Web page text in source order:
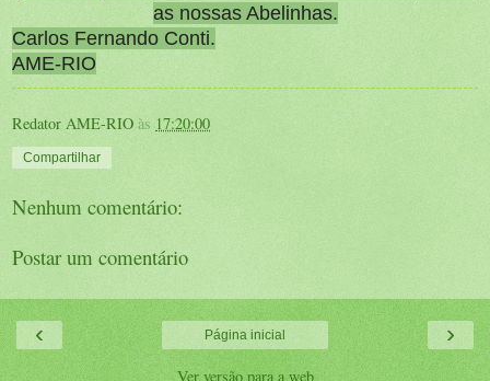
as nossas Abelinhas.
Carlos Fernando Conti.
AME-RIO
Redator AME-RIO às 17:20:00
Compartilhar
Nenhum comentário:
Postar um comentário
‹ ›
Página inicial
Ver versão para a web